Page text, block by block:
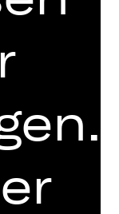
Gäste
die